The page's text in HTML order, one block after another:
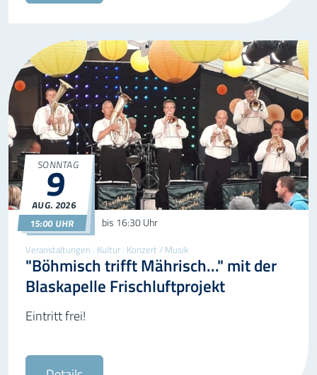
Veranstaltungen Kultur Konzert / Musik
"Böhmisch trifft Mährisch..." mit der
Blaskapelle Frischluftprojekt
SONNTAG
9
AUG.2026
15:00 UHR
09.08.2026
15:00
bis 16:30 Uhr
Eintritt frei!